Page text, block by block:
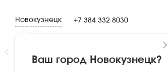
Новокузнецк
Ваш город Новокузнецк?
+7 384 332 8030